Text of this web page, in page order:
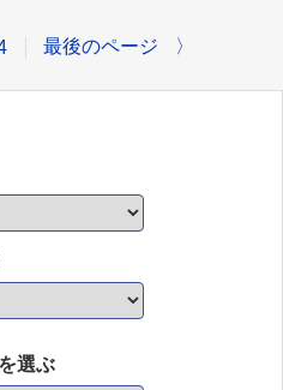
最後のページ 〉
選ぶ